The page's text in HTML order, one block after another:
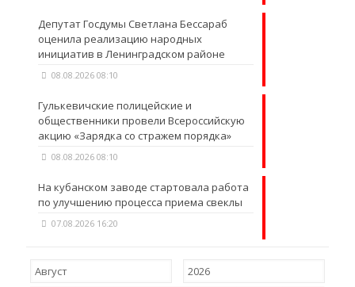
Депутат Госдумы Светлана Бессараб
оценила реализацию народных
инициатив в Ленинградском районе
08.08.2026 08:10
Гулькевичские полицейские и
общественники провели Всероссийскую
акцию «Зарядка со стражем порядка»
08.08.2026 08:10
На кубанском заводе стартовала работа
по улучшению процесса приема свеклы
07.08.2026 16:20